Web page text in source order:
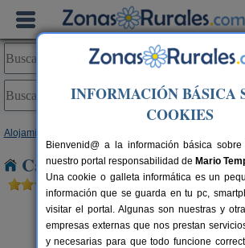
Alojamientos
Casas Rurales cerca de La
INFORMACIÓN BÁSICA
COOKIES
Bienvenid@ a la información básica
nuestro portal responsabilidad de Mario
Una cookie o galleta informática es un
información que se guarda en tu pc,
visitar el portal. Algunas son nuestras y
empresas externas que nos prestan
y necesarias para que todo funcione